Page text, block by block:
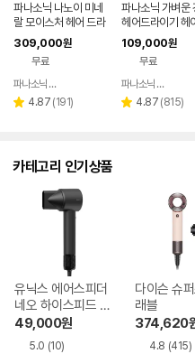
파나소닉 나노이 미네
랄 모이스처 헤어 드라
이어 수분 두피 스킨 케
어 모드 EH-NA0K
309,000원
무료
페이
파나소닉 공식판매점
별 4.87 리
(191)
파나소닉 가벼운
헤어드라이기 헤
라이어
109,000원
무료
페이
파나소닉 공식판매점
별 4.87 리
(815)
카테고리 인기상품
유닉스 에어스피더
네오 하이스피드 U
N-A7621
49,000원
5.0 (10)
다이슨 슈
래블
374,620
4.8 (415)